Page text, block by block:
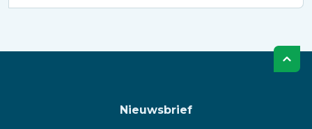
Nieuwsbrief